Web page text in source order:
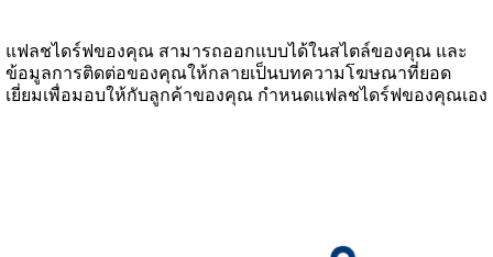
แฟลชไดร์ฟของคุณ สามารถออกแบบได้ในสไตล์ของคุณ และ
ข้อมูลการติดต่อของคุณให้กลายเป็นบทความโฆษณาที่ยอด
เยี่ยมเพื่อมอบให้กับลูกค้าของคุณ กำหนดแฟลชไดร์ฟของคุณเอง